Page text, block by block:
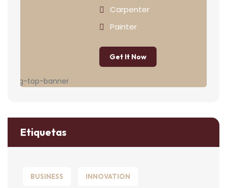
Carpenter
Painter
Get It Now
Etiquetas
BUSINESS INNOVATION